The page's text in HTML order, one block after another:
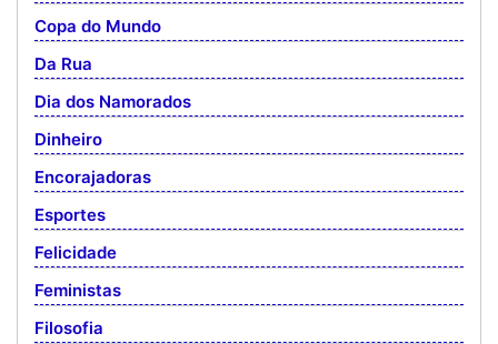
Copa do Mundo
Da Rua
Dia dos Namorados
Dinheiro
Encorajadoras
Esportes
Felicidade
Feministas
Filosofia